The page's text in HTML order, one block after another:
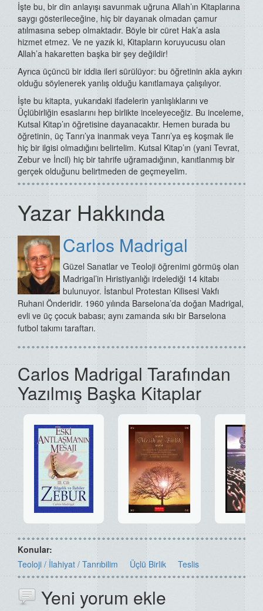
İşte bu, bir din anlayışı savunmak uğruna Allah’ın Kitaplarına
saygı gösterileceğine, hiç bir dayanak olmadan çamur
atılmasına sebep olmaktadır. Böyle bir cüret Hak’a asla
hizmet etmez. Ve ne yazık ki, Kitapların koruyucusu olan
Allah’a hakaretten başka bir şey değildir!
Ayrıca üçüncü bir iddia ileri sürülüyor: bu öğretinin akla aykırı
olduğu söylenerek yanlış olduğu kanıtlamaya çalışılıyor.
İşte bu kitapta, yukarıdaki ifadelerin yanlışlıklarını ve
Üçlübirliğin esaslarını hep birlikte inceleyeceğiz. Bu inceleme,
Kutsal Kitap’ın öğretisine dayanacaktır. Hemen burada bu
öğretinin, üç Tanrı’ya inanmak veya Tanrı’ya eş koşmak ile
hiç bir ilgisi olmadığını belirtelim. Kutsal Kitap’ın (yani Tevrat,
Zebur ve İncil) hiç bir tahrife uğramadığının, kanıtlanmış bir
gerçek olduğunu belirtmeden de geçmeyelim.
Yazar Hakkında
Carlos Madrigal
Güzel Sanatlar ve Teoloji öğrenimi görmüş olan
Madrigal’in Hıristiyanlığı irdelediği 14 kitabı
bulunuyor. İstanbul Protestan Kilisesi Vakfı
Ruhani Önderidir. 1960 yılında Barselona’da doğan Madrigal,
evli ve üç çocuk babası; aynı zamanda sıkı bir Barselona
futbol takımı taraftarı.
Carlos Madrigal Tarafından
Yazılmış Başka Kitaplar
Konular:
Teoloji / İlahiyat / Tanrıbilim
Üçlü Birlik Teslis
Yeni yorum ekle